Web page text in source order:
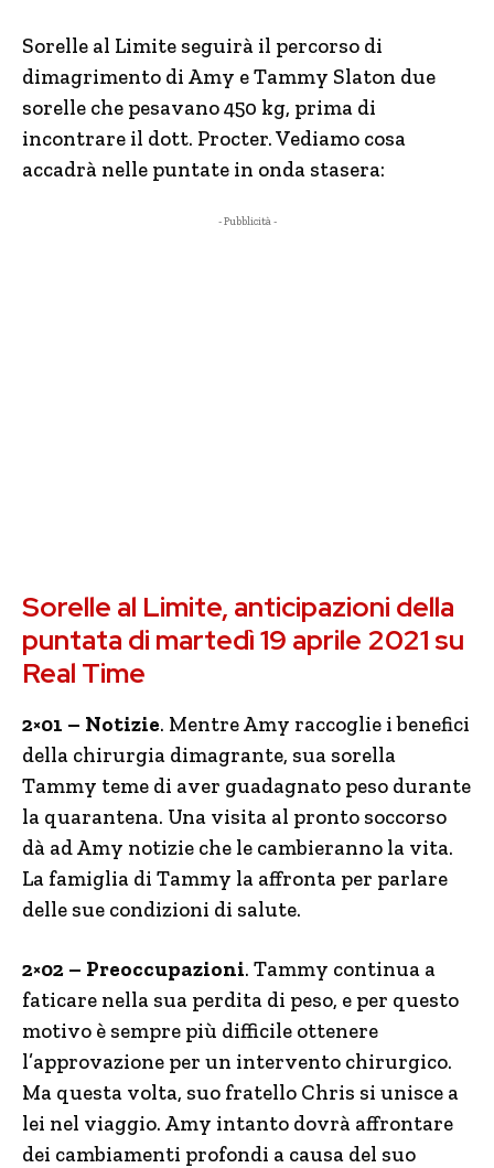
Sorelle al Limite seguirà il percorso di
dimagrimento di Amy e Tammy Slaton due
sorelle che pesavano 450 kg, prima di
incontrare il dott. Procter. Vediamo cosa
accadrà nelle puntate in onda stasera:
- Pubblicità -
Sorelle al Limite, anticipazioni della
puntata di martedì 19 aprile 2021 su
Real Time
2×01 – Notizie. Mentre Amy raccoglie i benefici
della chirurgia dimagrante, sua sorella
Tammy teme di aver guadagnato peso durante
la quarantena. Una visita al pronto soccorso
dà ad Amy notizie che le cambieranno la vita.
La famiglia di Tammy la affronta per parlare
delle sue condizioni di salute.
2×02 – Preoccupazioni. Tammy continua a
faticare nella sua perdita di peso, e per questo
motivo è sempre più difficile ottenere
l’approvazione per un intervento chirurgico.
Ma questa volta, suo fratello Chris si unisce a
lei nel viaggio. Amy intanto dovrà affrontare
dei cambiamenti profondi a causa del suo